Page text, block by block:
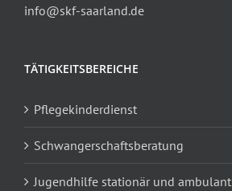
info@skf-saarland.de
TÄTIGKEITSBEREICHE
Pflegekinderdienst
Schwangerschaftsberatung
Jugendhilfe stationär und ambulant